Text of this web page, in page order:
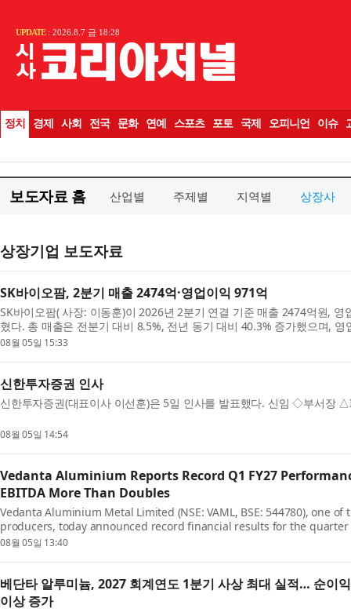
보도자료 홈 산업별 주제별 지역별 상장사
상장기업 보도자료
SK바이오팜, 2분기 매출 2474억·영업이익 971억
SK바이오팜( 사장: 이동훈)이 2026년 2분기 연결 기준 매출 2474억원,
혔다. 총 매출은 전분기 대비 8.5%, 전년 동기 대비 40.3% 증가했으며,
동기 대비 56.9% 성장해 일회성 용역수익이 반영된 ...
08월 05일 15:33
신한투자증권 인사
신한투자증권(대표이사 이선훈)은 5일 인사를 발표했다. 신임 ◇부서장
08월 05일 14:54
Vedanta Aluminium Reports Record Q1 FY27
EBITDA More Than Doubles
Vedanta Aluminium Metal Limited (NSE: VAML, BSE: 544780), one
producers, today announced record financial results for the quarter
a strong debut as an independent listed company followi...
08월 05일 13:40
베단타 알루미늄, 2027 회계연도 1분기 사상 최대 실적… 순이
이상 증가